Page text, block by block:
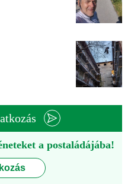
a postaládájába!